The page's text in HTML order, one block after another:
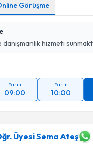
okudum ve kişisel
Görüşme
hizmeti
Yarın
09:00
Yarın
10:00
Üyesi Sema Ateş